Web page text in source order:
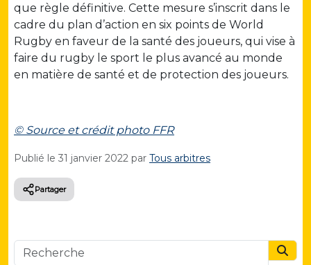
que règle définitive. Cette mesure s’inscrit dans le
cadre du plan d’action en six points de World
Rugby en faveur de la santé des joueurs, qui vise à
faire du rugby le sport le plus avancé au monde
en matière de santé et de protection des joueurs.
© Source et crédit photo FFR
Publié le 31 janvier 2022 par Tous arbitres
Partager